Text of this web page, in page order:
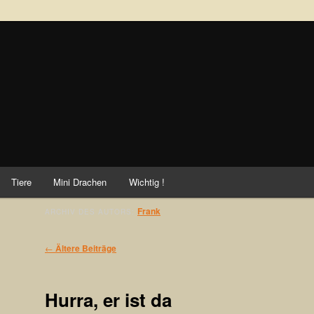
Tiere Mini Drachen Wichtig !
ARCHIV DES AUTORS: Frank
Beitragsnavigation
← Ältere Beiträge
Hurra, er ist da